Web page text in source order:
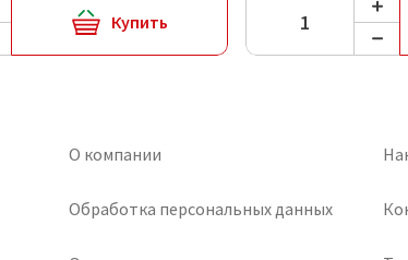
Купить
О компании
Обработка персональных данных